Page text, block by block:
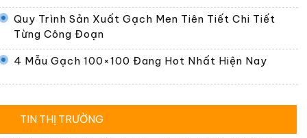
TẠI VIỆT NAM
Quy Trình Sản Xuất Gạch Men Tiên Tiết Chi Tiết
Từng Công Đoạn
4 Mẫu Gạch 100×100 Đang Hot Nhất Hiện Nay
TIN THỊ TRƯỜNG